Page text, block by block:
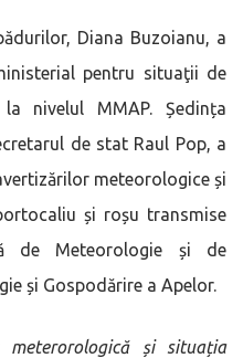
Diana Buzoianu, a
pentru situaţii de
nivelul MMAP. Ședința
de stat Raul Pop, a
meteorologice și
și roșu transmise
de Meteorologie și de
și Gospodărire a Apelor.
meterorologică și situația